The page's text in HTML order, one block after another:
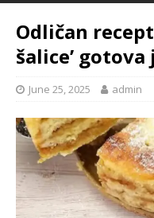
Odličan
šalice’
June 25, 2025 admin